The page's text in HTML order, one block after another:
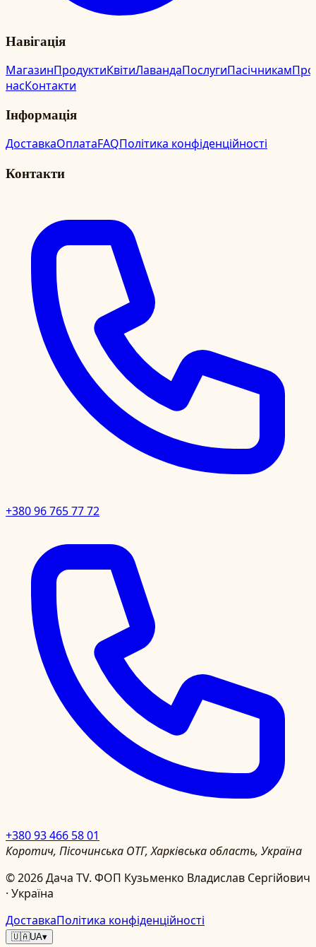
Навігація
МагазинПродуктиКвітиЛавандаПослугиПасічникамПро
насКонтакти
Інформація
ДоставкаОплатаFAQПолітика конфіденційності
Контакти
+380 96 765 77 72
+380 93 466 58 01
Коротич, Пісочинська ОТГ, Харківська область, Україна
©2026Дача TV. ФОП Кузьменко Владислав Сергійович
· Україна
ДоставкаПолітика конфіденційності
🇺🇦UA▾